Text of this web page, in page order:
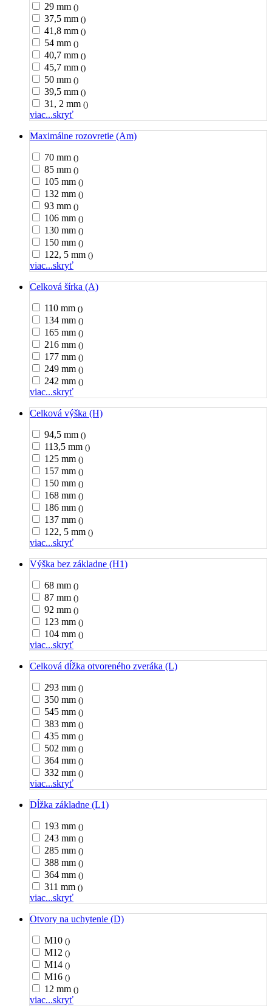
29 mm ()
37,5 mm ()
41,8 mm ()
54 mm ()
40,7 mm ()
45,7 mm ()
50 mm ()
39,5 mm ()
31, 2 mm ()
viac...skryť
Maximálne rozovretie (Am)
70 mm ()
85 mm ()
105 mm ()
132 mm ()
93 mm ()
106 mm ()
130 mm ()
150 mm ()
122, 5 mm ()
viac...skryť
Celková šírka (A)
110 mm ()
134 mm ()
165 mm ()
216 mm ()
177 mm ()
249 mm ()
242 mm ()
viac...skryť
Celková výška (H)
94,5 mm ()
113,5 mm ()
125 mm ()
157 mm ()
150 mm ()
168 mm ()
186 mm ()
137 mm ()
122, 5 mm ()
viac...skryť
Výška bez základne (H1)
68 mm ()
87 mm ()
92 mm ()
123 mm ()
104 mm ()
viac...skryť
Celková dĺžka otvoreného zveráka (L)
293 mm ()
350 mm ()
545 mm ()
383 mm ()
435 mm ()
502 mm ()
364 mm ()
332 mm ()
viac...skryť
Dĺžka základne (L1)
193 mm ()
243 mm ()
285 mm ()
388 mm ()
364 mm ()
311 mm ()
viac...skryť
Otvory na uchytenie (D)
M10 ()
M12 ()
M14 ()
M16 ()
12 mm ()
viac...skryť